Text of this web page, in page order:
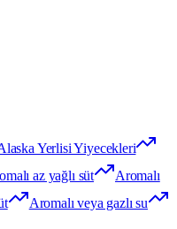
Yerlisi Yiyecekleri
az yağlı süt
Aromalı
Aromalı veya gazlı su